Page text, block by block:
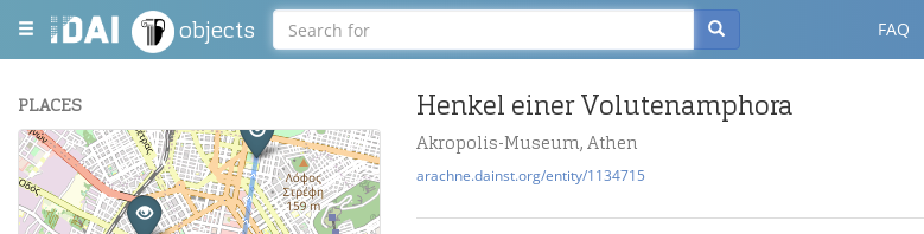
objects FAQ
PLACES
+
−
Henkel einer Volutenamphora
Akropolis-Museum, Athen
arachne.dainst.org/entity/1134715